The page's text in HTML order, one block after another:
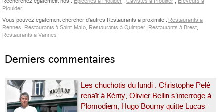
Plouider
Vous pouvez également chercher d'autres Restaurants à proximité : Restaurants à
Rennes, Restaurants à Saint-Malo, Restaurants à Quimper, Restaurants à Brest,
Restaurants à Vannes
Derniers commentaires
Les chuchotis du lundi : Christophe Pelé
renaît à Kérity, Olivier Bellin s’interroge à
Plomodiern, Hugo Bourny quitte Lucas-